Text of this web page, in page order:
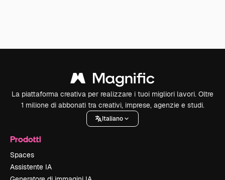
La piattaforma creativa per realizzare i tuoi migliori lavori. Oltre
1 milione di abbonati tra creativi, imprese, agenzie e studi.
Italiano
Prodotti
Spaces
Assistente IA